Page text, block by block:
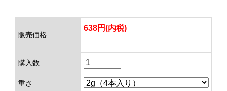
販売価格
638円(内税)
購入数
重さ